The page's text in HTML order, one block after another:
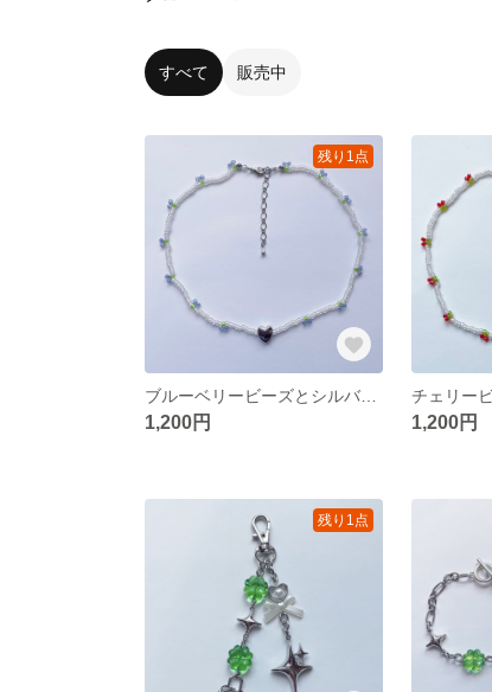
すべて 販売中
残り1点
ブルーベリービーズとシルバーハートのビーズネックレス
1,200円 1,200円
残り1点